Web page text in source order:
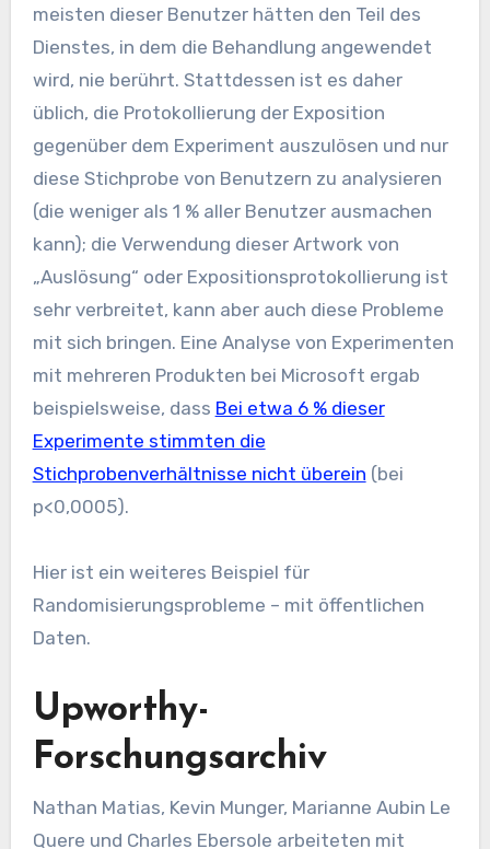
meisten dieser Benutzer hätten den Teil des
Dienstes, in dem die Behandlung angewendet
wird, nie berührt. Stattdessen ist es daher
üblich, die Protokollierung der Exposition
gegenüber dem Experiment auszulösen und nur
diese Stichprobe von Benutzern zu analysieren
(die weniger als 1 % aller Benutzer ausmachen
kann); die Verwendung dieser Artwork von
„Auslösung“ oder Expositionsprotokollierung ist
sehr verbreitet, kann aber auch diese Probleme
mit sich bringen. Eine Analyse von Experimenten
mit mehreren Produkten bei Microsoft ergab
beispielsweise, dass Bei etwa 6 % dieser
Experimente stimmten die
Stichprobenverhältnisse nicht überein (bei
p<0,0005).
Hier ist ein weiteres Beispiel für
Randomisierungsprobleme – mit öffentlichen
Daten.
Upworthy-
Forschungsarchiv
Nathan Matias, Kevin Munger, Marianne Aubin Le
Quere und Charles Ebersole arbeiteten mit